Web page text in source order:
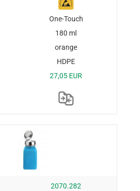
One-Touch
180 ml
orange
HDPE
27,05 EUR
2070.282